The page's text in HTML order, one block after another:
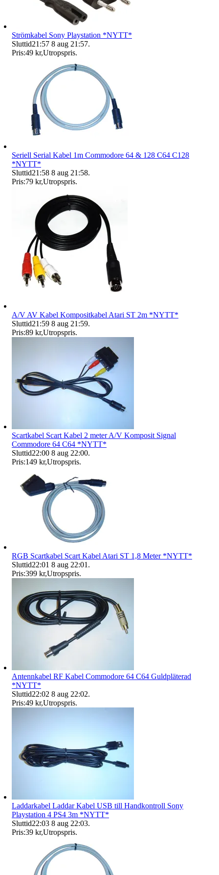
Strömkabel Sony Playstation *NYTT*
Sluttid21:57 8 aug 21:57.
Pris:49 kr,Utropspris.
Seriell Serial Kabel 1m Commodore 64 & 128 C64 C128
*NYTT*
Sluttid21:58 8 aug 21:58.
Pris:79 kr,Utropspris.
A/V AV Kabel Kompositkabel Atari ST 2m *NYTT*
Sluttid21:59 8 aug 21:59.
Pris:89 kr,Utropspris.
Scartkabel Scart Kabel 2 meter A/V Komposit Signal
Commodore 64 C64 *NYTT*
Sluttid22:00 8 aug 22:00.
Pris:149 kr,Utropspris.
RGB Scartkabel Scart Kabel Atari ST 1,8 Meter *NYTT*
Sluttid22:01 8 aug 22:01 .
Pris:399 kr,Utropspris.
Antennkabel RF Kabel Commodore 64 C64 Guldpläterad
*NYTT*
Sluttid22:02 8 aug 22:02.
Pris:49 kr,Utropspris.
Laddarkabel Laddar Kabel USB till Handkontroll Sony
Playstation 4 PS4 3m *NYTT*
Sluttid22:03 8 aug 22:03.
Pris:39 kr,Utropspris.